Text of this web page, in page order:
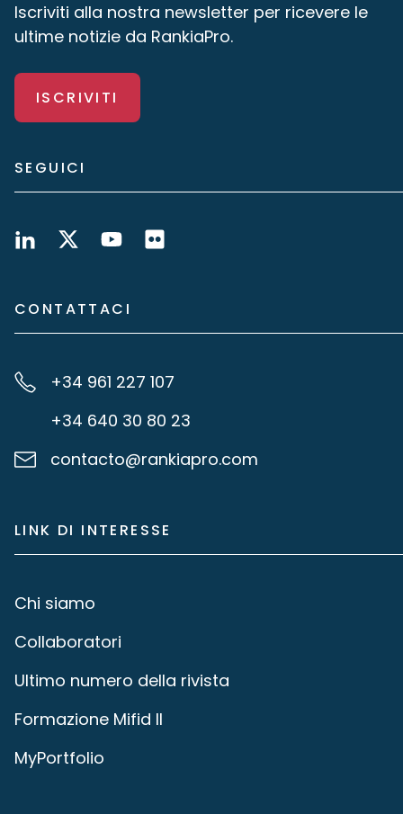
Iscriviti alla nostra newsletter per ricevere le
ultime notizie da RankiaPro.
ISCRIVITI
SEGUICI
CONTATTACI
+34 961 227 107
+34 640 30 80 23
contacto@rankiapro.com
LINK DI INTERESSE
Chi siamo
Collaboratori
Ultimo numero della rivista
Formazione Mifid II
MyPortfolio